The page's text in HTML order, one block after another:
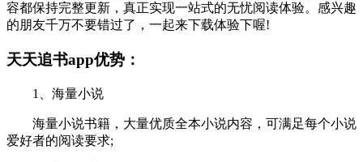
容都保持完整更新，真正实现一站式的无忧阅读体验。感兴趣
的朋友千万不要错过了，一起来下载体验下喔!
天天追书app优势：
1、海量小说
海量小说书籍，大量优质全本小说内容，可满足每个小说
爱好者的阅读要求;